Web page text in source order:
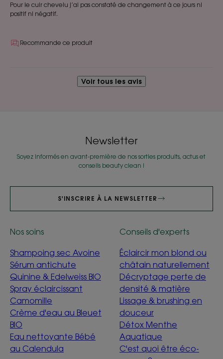
Pour le cuir chevelu j’ai pas constaté de changement à ce jours ni
positif ni négatif.
Recommande ce produit
Voir tous les avis
Newsletter
Soyez informés en avant-première de nos sorties produits, actus et
conseils beauty clean !
S'INSCRIRE À LA NEWSLETTER
Nos soins
Shampoing sec Avoine
Sérum antichute
Quinine & Edelweiss BIO
Spray éclaircissant
Camomille
Crème d'eau au Bleuet
BIO
Eau nettoyante Bébé
au Calendula
Conseils d'experts
Éclaircir mon blond ou
châtain naturellement
Décryptage perte de
densité & matière
Lissage & brushing en
douceur
Détox Menthe
Aquatique
C'est quoi être éco-